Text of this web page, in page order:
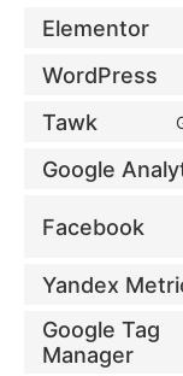
Elementor
WordPress
Tawk
Google
Facebook
Yandex
Google Tag
Manager